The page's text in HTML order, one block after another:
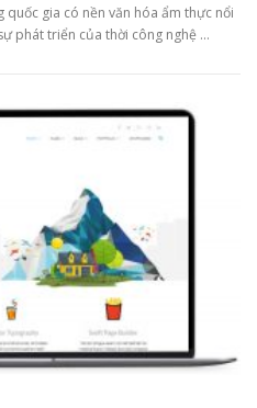
gia có nền văn hóa ẩm thực nổi
phát triển của thời công nghệ …